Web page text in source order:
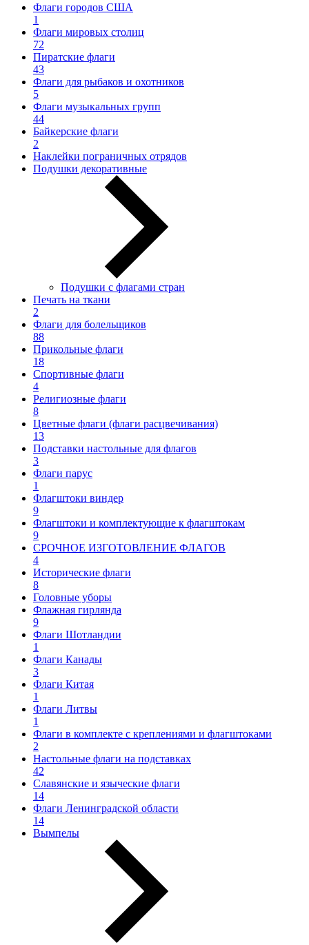
Флаги городов США
1
Флаги мировых столиц
72
Пиратские флаги
43
Флаги для рыбаков и охотников
5
Флаги музыкальных групп
44
Байкерские флаги
2
Наклейки пограничных отрядов
Подушки декоративные
Подушки с флагами стран
Печать на ткани
2
Флаги для болельщиков
88
Прикольные флаги
18
Спортивные флаги
4
Религиозные флаги
8
Цветные флаги (флаги расцвечивания)
13
Подставки настольные для флагов
3
Флаги парус
1
Флагштоки виндер
9
Флагштоки и комплектующие к флагштокам
9
СРОЧНОЕ ИЗГОТОВЛЕНИЕ ФЛАГОВ
4
Исторические флаги
8
Головные уборы
Флажная гирлянда
9
Флаги Шотландии
1
Флаги Канады
3
Флаги Китая
1
Флаги Литвы
1
Флаги в комплекте с креплениями и флагштоками
2
Настольные флаги на подставках
42
Славянские и языческие флаги
14
Флаги Ленинградской области
14
Вымпелы